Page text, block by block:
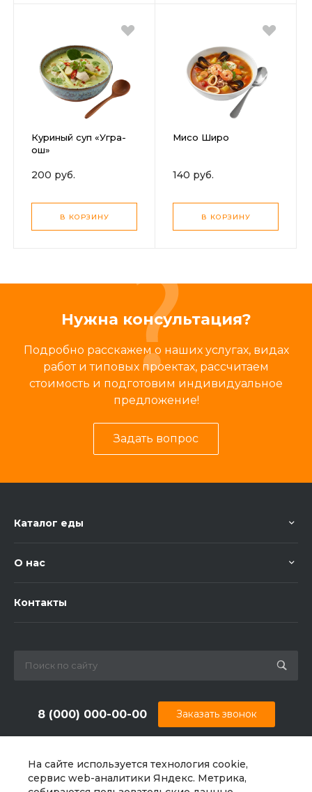
На сайте используется технология cookie,
сервис web-аналитики Яндекс. Метрика,
Куриный суп «Угра-
ош»
200 руб.
В КОРЗИНУ
Мисо Широ
140 руб.
В КОРЗИНУ
Нужна консультация?
Подробно расскажем о наших услугах, видах
работ и типовых проектах, рассчитаем
стоимость и подготовим индивидуальное
предложение!
Задать вопрос
Каталог еды
О нас
Контакты
8 (000) 000-00-00
г. Екатеринбург, ул. Шапкина, д. 11
Заказать звонок